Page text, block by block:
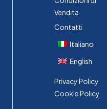
Vendita
Contatti
Italiano
English
Privacy Policy
Cookie Policy